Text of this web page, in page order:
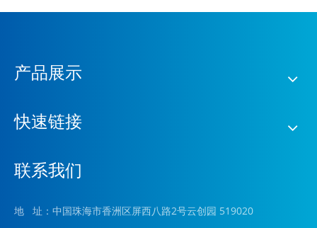
产品展示
快速链接
联系我们
地 址：中国珠海市香洲区屏西八路2号云创园 519020